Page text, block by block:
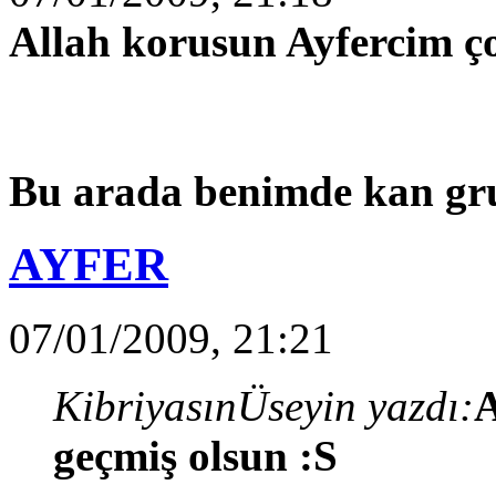
Allah korusun Ayfercim
Bu arada benimde kan
AYFER
07/01/2009, 21:21
KibriyasınÜseyin yazdı:
geçmiş olsun :S